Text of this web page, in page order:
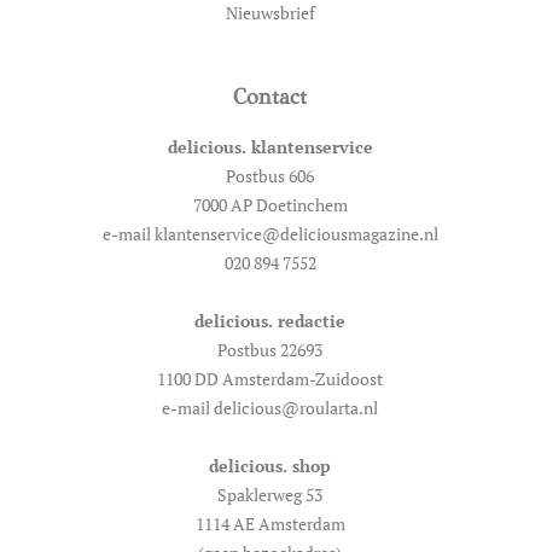
Nieuwsbrief
Contact
delicious. klantenservice
Postbus 606
7000 AP Doetinchem
e-mail klantenservice@deliciousmagazine.nl
020 894 7552
delicious. redactie
Postbus 22693
1100 DD Amsterdam-Zuidoost
e-mail delicious@roularta.nl
delicious. shop
Spaklerweg 53
1114 AE Amsterdam